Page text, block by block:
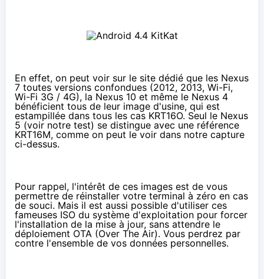
En effet, on peut voir sur le site dédié que les Nexus
7 toutes versions confondues (2012, 2013, Wi-Fi,
Wi-Fi 3G / 4G), la Nexus 10 et même le Nexus 4
bénéficient tous de leur image d'usine, qui est
estampillée dans tous les cas KRT16O. Seul le Nexus
5 (voir notre test) se distingue avec une référence
KRT16M, comme on peut le voir dans notre capture
ci-dessus.
Pour rappel, l'intérêt de ces images est de vous
permettre de réinstaller votre terminal à zéro en cas
de souci. Mais il est aussi possible d'utiliser ces
fameuses ISO du système d'exploitation pour forcer
l'installation de la mise à jour, sans attendre le
déploiement OTA (Over The Air). Vous perdrez par
contre l'ensemble de vos données personnelles.